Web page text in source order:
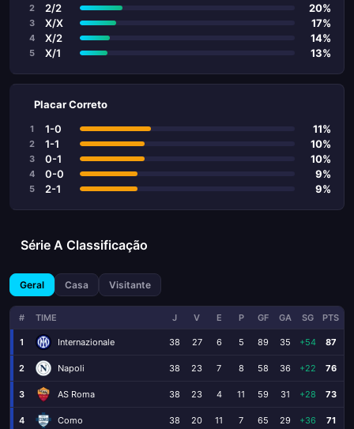
2 2/2 20%
3 X/X 17%
4 X/2 14%
5 X/1 13%
Placar Correto
1 1-0 11%
2 1-1 10%
3 0-1 10%
4 0-0 9%
5 2-1 9%
Série A Classificação
Geral Casa Visitante
# TIME J V E P GF GA SG PTS
1 Internazionale 38 27 6 5 89 35 +54 87
2 Napoli 38 23 7 8 58 36 +22 76
3 AS Roma 38 23 4 11 59 31 +28 73
4 Como 38 20 11 7 65 29 +36 71